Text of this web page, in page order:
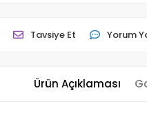
Tavsiye Et Yorum
Ürün Açıklaması